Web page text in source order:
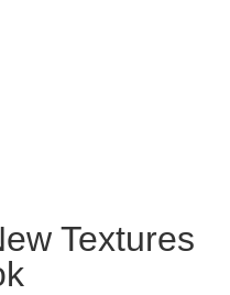
Textures